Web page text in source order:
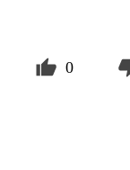
0